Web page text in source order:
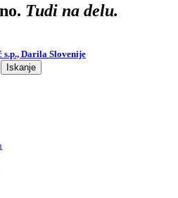
Tudi na delu.
s.p., Darila Slovenije
Iskanje